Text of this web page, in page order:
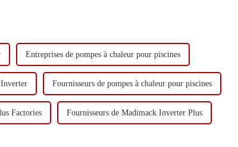
Entreprises de pompes à chaleur pour piscines
Fournisseurs de pompes à chaleur pour piscines
Factories Fournisseurs de Madimack Inverter Plus